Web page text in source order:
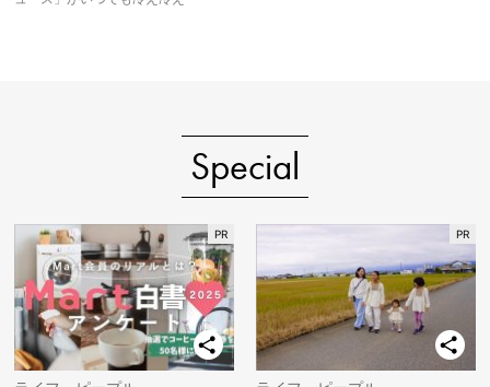
Special